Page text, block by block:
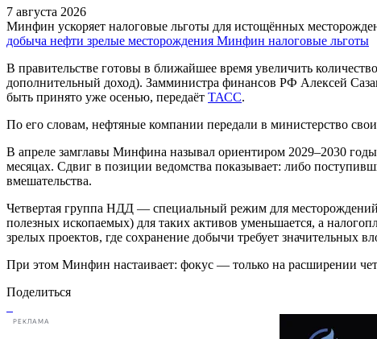
7 августа 2026
Минфин ускоряет налоговые льготы для истощённых
добыча нефти зрелые месторождения Минфин налоговые льготы
В правительстве готовы в ближайшее время увеличить
дополнительный доход). Замминистра финансов РФ Алексей
быть принято уже осенью, передаёт ТАСС.
По его словам, нефтяные компании передали в министерство
В апреле замглавы Минфина называл ориентиром 2029–2030
месяцах. Сдвиг в позиции ведомства показывает: либо
вмешательства.
Четвертая группа НДД — специальный режим для
полезных ископаемых) для таких активов уменьшается, а
зрелых проектов, где сохранение добычи требует значительных
При этом Минфин настаивает: фокус — только на расширении
Поделиться
РЕКЛАМА